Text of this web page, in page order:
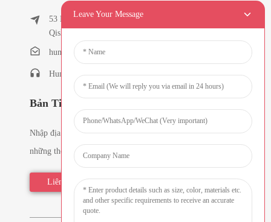
53 East Chunfeng Road, Làng Tielukeng, Thị trấn
Qishi, Đông Hoản, Quảng Đông, Trung Quốc
humanlu@foxmail.com
Humanlu:+86-15818288461
Bản Tin
Nhập địa chỉ email của bạn và chúng tôi sẽ gửi cho bạn
những thông tin mới nhất về các kế hoạch.
Liên Hệ Ngay
Leave Your Message